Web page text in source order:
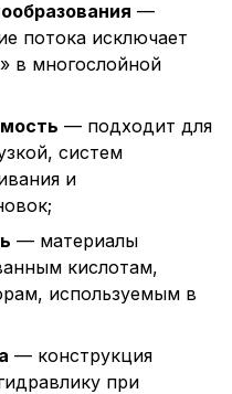
—
потока исключает
в многослойной
— подходит для
систем
и
— материалы
кислотам,
используемым в
— конструкция
при